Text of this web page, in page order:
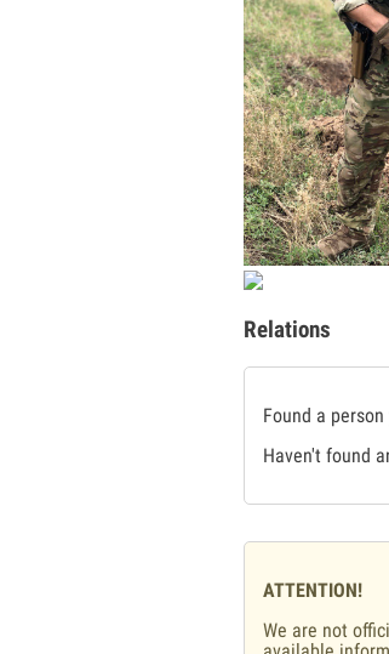
Relations
Found a
Haven't found
ATTENTION!
We are not